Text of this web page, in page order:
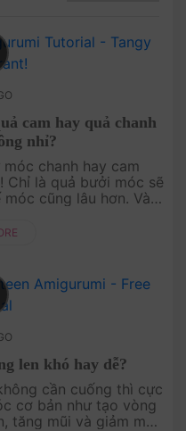
cam hay quả chanh
nhỉ?
chanh hay cam
Chỉ là quả bưởi móc sẽ
cũng lâu hơn. Và
len khó hay dễ?
cần cuống thì cực
cơ bản như tạo vòng
tăng mũi và giảm mũi